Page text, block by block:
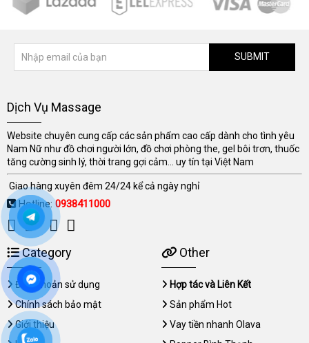
SUBMIT
Dịch Vụ Massage
Website chuyên cung cấp các sản phẩm cao cấp dành cho tình yêu
Nam Nữ như đồ chơi người lớn, đồ chơi phòng the, gel bôi trơn, thuốc
tăng cường sinh lý, thời trang gợi cảm... uy tín tại Việt Nam
Giao hàng xuyên đêm 24/24 kể cả ngày nghỉ
Hotline: 0938411000
Category
Điều khoản sử dụng
Chính sách bảo mật
Giới thiệu
Other
Hợp tác và Liên Kết
Sản phẩm Hot
Vay tiền nhanh Olava